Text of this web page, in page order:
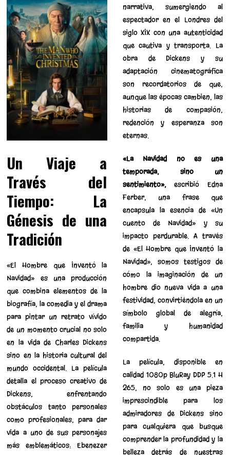
Un Viaje a
Través del
Tiempo: La
Génesis de una
Tradición
«El Hombre que Inventó la
Navidad» es una producción
que combina elementos de la
biografía, la comedia y el drama
para pintar un retrato vívido
de un momento crucial no solo
en la vida de Charles Dickens
sino en la historia cultural del
mundo occidental. La película
detalla el proceso creativo de
Dickens, enfrentando
obstáculos tanto personales
como profesionales, para dar
vida a uno de sus personajes
más emblemáticos: Ebenezer
narrativa, sumergiendo al
espectador en el Londres del
siglo XIX con una autenticidad
que cautiva y transporta. La
obra de Dickens y su
adaptación cinematográfica
son recordatorios de que,
aunque las épocas cambien, las
historias de compasión,
redención y esperanza son
eternas.
«La Navidad no es una
temporada, sino un
sentimiento»,escribió Edna
Ferber, una frase que
encapsula la esencia de «Un
cuento de Navidad» y su
impacto perdurable. A través
de «El Hombre que Inventó la
Navidad», somos testigos de
cómo la imaginación de un
hombre dio nueva vida a una
festividad, convirtiéndola en un
símbolo global de alegría,
familia y humanidad
compartida.
La película, disponible en
calidad 1080p BluRay DDP 5.1 H
265, no solo es una pieza
imprescindible para los
admiradores de Dickens sino
para cualquiera que busque
comprender la profundidad y la
belleza detrás de nuestras